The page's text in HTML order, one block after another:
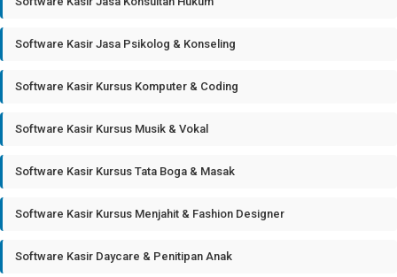
Software Kasir Jasa Psikolog & Konseling
Software Kasir Kursus Komputer & Coding
Software Kasir Kursus Musik & Vokal
Software Kasir Kursus Tata Boga & Masak
Software Kasir Kursus Menjahit & Fashion Designer
Software Kasir Daycare & Penitipan Anak